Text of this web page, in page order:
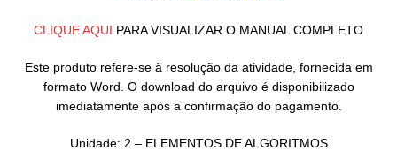
CLIQUE AQUI PARA VISUALIZAR O MANUAL COMPLETO
Este produto refere-se à resolução da atividade, fornecida em
formato Word. O download do arquivo é disponibilizado
imediatamente após a confirmação do pagamento.
Unidade: 2 – ELEMENTOS DE ALGORITMOS